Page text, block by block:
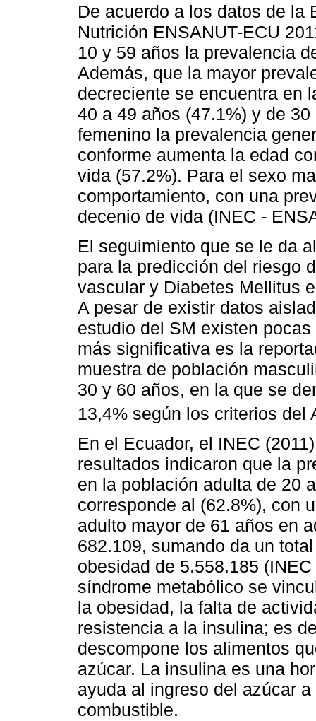
De acuerdo a los datos de la
Nutrición ENSANUT-ECU
10 y 59 años la prevalencia
Además, que la mayor
decreciente se encuentra en
40 a 49 años (47.1%) y de
femenino la prevalencia
conforme aumenta la edad
vida (57.2%). Para el sexo
comportamiento, con una
decenio de vida (INEC -
El seguimiento que se le da
para la predicción del riesgo
vascular y Diabetes Mellitus
A pesar de existir datos
estudio del SM existen
más significativa es la
muestra de población
30 y 60 años, en la que se
13,4% según los criterios del
En el Ecuador, el INEC
resultados indicaron que la
en la población adulta de 20
corresponde al (62.8%), con
adulto mayor de 61 años en
682.109, sumando da un
obesidad de 5.558.185
síndrome metabólico se
la obesidad, la falta de
resistencia a la insulina; es
descompone los alimentos
azúcar. La insulina es una
ayuda al ingreso del azúcar
combustible.